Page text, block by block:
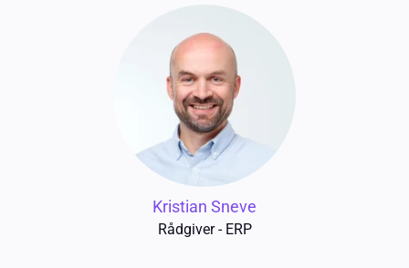
Kristian Sneve
Rådgiver - ERP